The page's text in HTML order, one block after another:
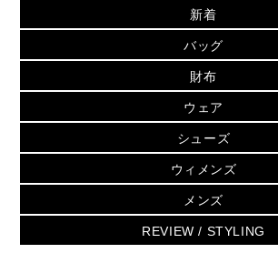
▶ ウィメンズ
バッグ
小物
シューズ・靴
ウェア
アクセサリー
時計
▶ メンズ
バッグ
PRODUCT OF THE MONTH - 今月の
再値下げアイテム
追加アイテム
▶ ウィメンズすべて(ウェア・シュ
バッグ
財布・小物
ウェア
シューズ
時計・ジュエリー
新着
初夏のスタイル
▶ すべて
▶ ウィメンズすべて
財布・小物
アクセサリー
フレグランス
シューズ
バッグ
人気の定番アイテム
日本限定 - バッグ
▶ ウィメンズすべて
トートバッグ
ショルダーバッグ
クロスボディ・斜め掛け
財布
日本限定 - 財布・小物
▶ ウィメンズすべて
GREENWICH
折り財布(二つ折り・三つ折
長財布
ウェア
▶ ウィメンズすべて
トップス
スカート・パンツ
ジャケット・アウター
シューズ
▶ ウィメンズすべて
サンダル
スニーカー
ウィメンズ
人気の定番アイテム
▶ ウィメンズすべて
メンズ
▶ メンズすべて
REVIEW / STYLING